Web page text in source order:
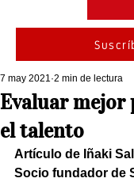
Evaluar mejor
el talento
7 may 2021 2 min de lectura
Artículo de Iñaki
Socio fundador de